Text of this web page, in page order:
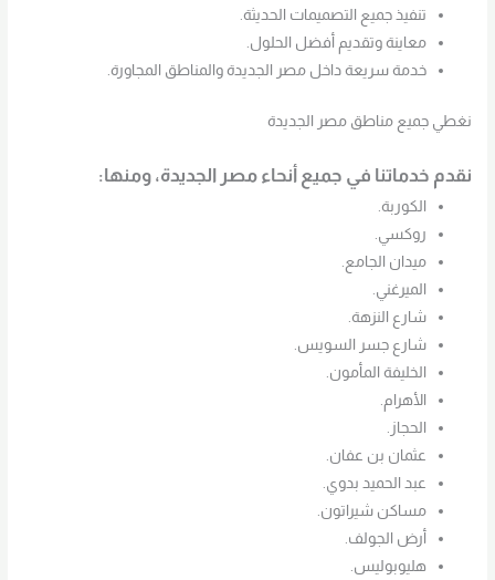
تنفيذ جميع التصميمات الحديثة.
معاينة وتقديم أفضل الحلول.
خدمة سريعة داخل مصر الجديدة والمناطق المجاورة.
نغطي جميع مناطق مصر الجديدة
نقدم خدماتنا في جميع أنحاء مصر الجديدة، ومنها:
الكوربة.
روكسي.
ميدان الجامع.
الميرغني.
شارع النزهة.
شارع جسر السويس.
الخليفة المأمون.
الأهرام.
الحجاز.
عثمان بن عفان.
عبد الحميد بدوي.
مساكن شيراتون.
أرض الجولف.
هليوبوليس.